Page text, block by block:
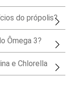
do própolis?
Ômega 3?
e Chlorella